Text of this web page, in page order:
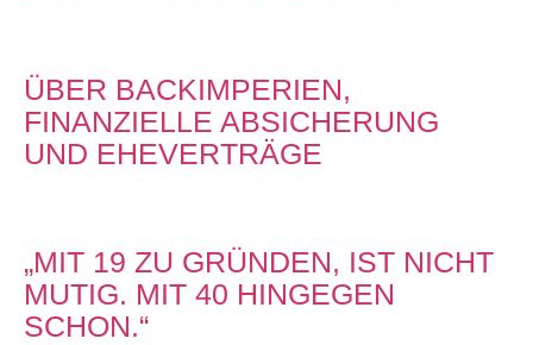
ÜBER BACKIMPERIEN,
FINANZIELLE ABSICHERUNG
UND EHEVERTRÄGE
„MIT 19 ZU GRÜNDEN, IST NICHT
MUTIG. MIT 40 HINGEGEN
SCHON.“